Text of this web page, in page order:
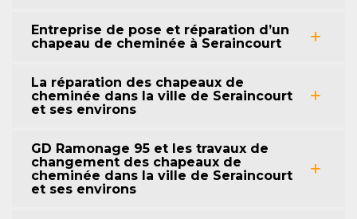
Entreprise de pose et réparation d’un
chapeau de cheminée à Seraincourt
La réparation des chapeaux de
cheminée dans la ville de Seraincourt
et ses environs
GD Ramonage 95 et les travaux de
changement des chapeaux de
cheminée dans la ville de Seraincourt
et ses environs